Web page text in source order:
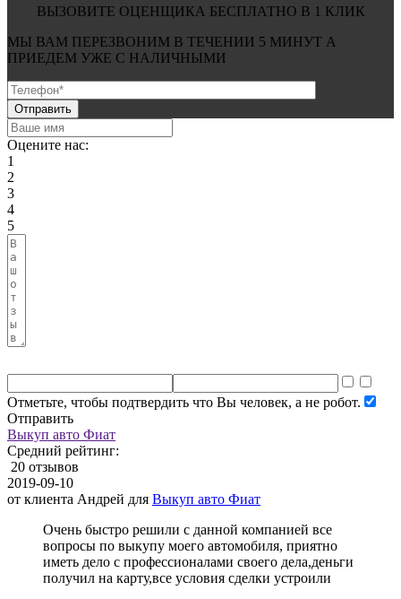
ВЫЗОВИТЕ ОЦЕНЩИКА БЕСПЛАТНО В 1 КЛИК
МЫ ВАМ ПЕРЕЗВОНИМ В ТЕЧЕНИИ 5 МИНУТ А
ПРИЕДЕМ УЖЕ С НАЛИЧНЫМИ
Оцените нас:
1
2
3
4
5
Отметьте, чтобы подтвердить что Вы человек, а не робот.
Отправить
Выкуп авто Фиат
Средний рейтинг:
20 отзывов
2019-09-10
от клиента Андрей для Выкуп авто Фиат
Очень быстро решили с данной компанией все
вопросы по выкупу моего автомобиля, приятно
иметь дело с профессионалами своего дела,деньги
получил на карту,все условия сделки устроили